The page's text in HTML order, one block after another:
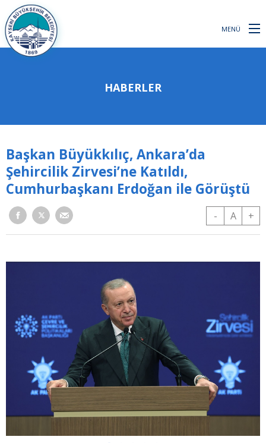
MENÜ
HABERLER
Başkan Büyükkılıç, Ankara’da
Şehircilik Zirvesi’ne Katıldı,
Cumhurbaşkanı Erdoğan ile Görüştü
- A +